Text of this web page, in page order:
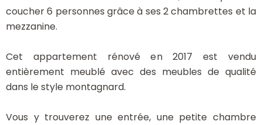
coucher 6 personnes grâce à ses 2 chambrettes et la
mezzanine.
Cet appartement rénové en 2017 est vendu
entièrement meublé avec des meubles de qualité
dans le style montagnard.
Vous y trouverez une entrée, une petite chambre